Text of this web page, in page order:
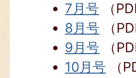
7月号 （
8月号 （
9月号 （
10月号 （